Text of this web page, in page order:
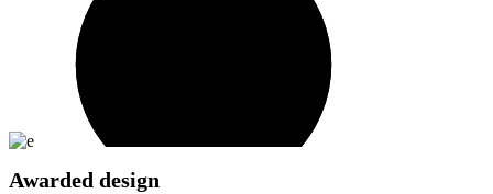
Awarded design